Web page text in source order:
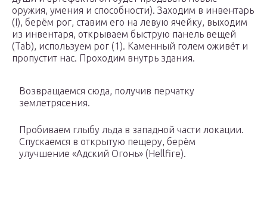
оружия, умения и способности). Заходим в инвентарь
(I), берём рог, ставим его на левую ячейку, выходим
из инвентаря, открываем быструю панель вещей
(Tab), используем рог (1). Каменный голем оживёт и
пропустит нас. Проходим внутрь здания.
Возвращаемся сюда, получив перчатку
землетрясения.
Пробиваем глыбу льда в западной части локации.
Спускаемся в открытую пещеру, берём
улучшение «Адский Огонь» (Hellfire).